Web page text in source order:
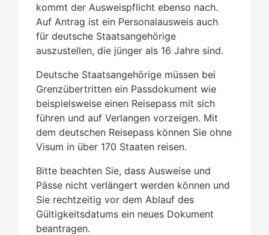
kommt der Ausweispflicht ebenso nach.
Auf Antrag ist ein Personalausweis auch
für deutsche Staatsangehörige
auszustellen, die jünger als 16 Jahre sind.
Deutsche Staatsangehörige müssen bei
Grenzübertritten ein Passdokument wie
beispielsweise einen Reisepass mit sich
führen und auf Verlangen vorzeigen. Mit
dem deutschen Reisepass können Sie ohne
Visum in über 170 Staaten reisen.
Bitte beachten Sie, dass Ausweise und
Pässe nicht verlängert werden können und
Sie rechtzeitig vor dem Ablauf des
Gültigkeitsdatums ein neues Dokument
beantragen.